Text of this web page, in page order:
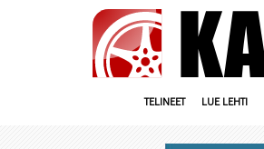
TELINEET LUE LEHTI